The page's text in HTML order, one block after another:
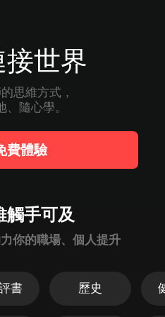
世界
思維方式，
、隨心學。
你的職場、個人提升